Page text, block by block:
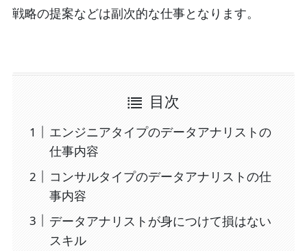
戦略の提案などは副次的な仕事となります。
目次
エンジニアタイプのデータアナリストの
仕事内容
コンサルタイプのデータアナリストの仕
事内容
データアナリストが身につけて損はない
スキル